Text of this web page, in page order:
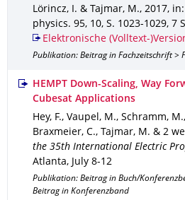
Lörincz, I. & Tajmar, M., 2017,
physics. 95, 10, S. 1023-1029, 7
Elektronische (Volltext-
Publikation: Beitrag in Fachzeitschrift >
HEMPT Down-Scaling, Way
Cubesat Applications
Hey, F., Vaupel, M., Schramm,
Braxmeier, C., Tajmar, M. & 2
the 35th International Electric
Atlanta, July 8-12
Publikation: Beitrag in Buch/
Beitrag in Konferenzband